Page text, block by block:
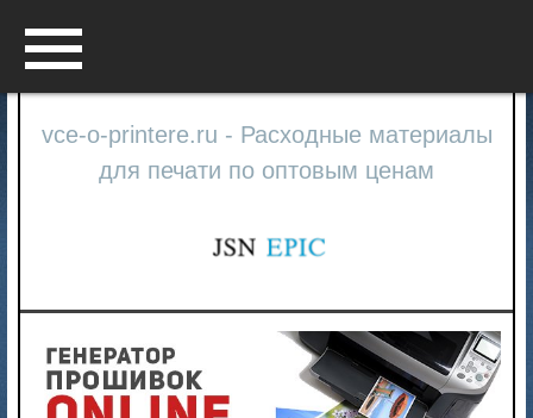
vce-o-printere.ru - Расходные материалы
для печати по оптовым ценам